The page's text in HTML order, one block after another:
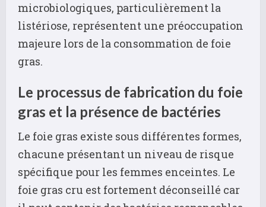
microbiologiques, particulièrement la
listériose, représentent une préoccupation
majeure lors de la consommation de foie
gras.
Le processus de fabrication du foie
gras et la présence de bactéries
Le foie gras existe sous différentes formes,
chacune présentant un niveau de risque
spécifique pour les femmes enceintes. Le
foie gras cru est fortement déconseillé car